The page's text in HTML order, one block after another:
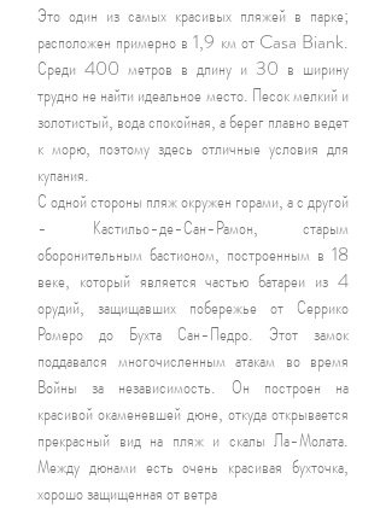
Это один из самых красивых пляжей в парке;
расположен примерно в 1,9 км от Casa Biank.
Среди 400 метров в длину и 30 в ширину
трудно не найти идеальное место. Песок мелкий и
золотистый, вода спокойная, а берег плавно ведет
к морю, поэтому здесь отличные условия для
купания.
С одной стороны пляж окружен горами, а с другой
- Кастильо-де-Сан-Рамон, старым
оборонительным бастионом, построенным в 18
веке, который является частью батареи из 4
орудий, защищавших побережье от Серрико
Ромеро до Бухта Сан-Педро. Этот замок
поддавался многочисленным атакам во время
Войны за независимость. Он построен на
красивой окаменевшей дюне, откуда открывается
прекрасный вид на пляж и скалы Ла-Молата.
Между дюнами есть очень красивая бухточка,
хорошо защищенная от ветра